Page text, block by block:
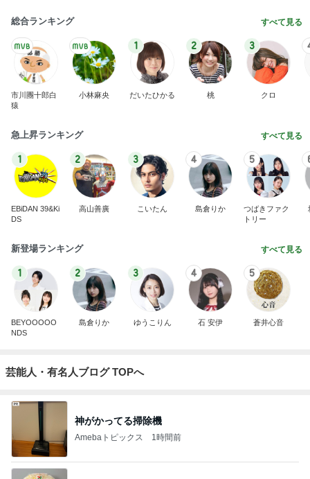
総合ランキング すべて見る
市川團十郎白
猿
小林麻央
1
だいたひかる
2
桃
3
クロ
急上昇ランキング すべて見る
1
EBiDAN 39&Ki
DS
2
高山善廣
3
こいたん
4
島倉りか
5
つばきファク
トリー
新登場ランキング すべて見る
1
BEYOOOOO
NDS
2
島倉りか
3
ゆうこりん
4
石 安伊
5
蒼井心音
芸能人・有名人ブログ TOPへ
神がかってる掃除機
Amebaトピックス 1時間前